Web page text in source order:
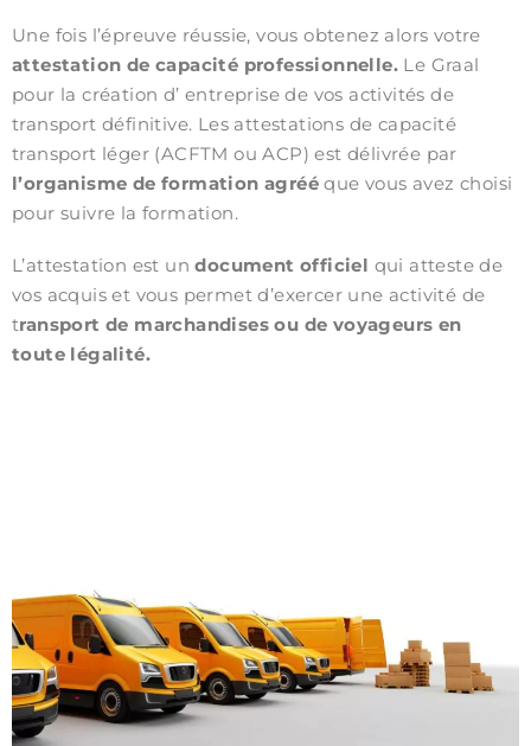
Une fois l’épreuve réussie, vous obtenez alors votre
attestation de capacité professionnelle. Le Graal
pour la création d’ entreprise de vos activités de
transport définitive. Les attestations de capacité
transport léger (ACFTM ou ACP) est délivrée par
l’organisme de formation agréé que vous avez choisi
pour suivre la formation.
L’attestation est undocument officiel qui atteste de
vos acquis et vous permet d’exercer une activité de
transport de marchandises ou de voyageurs en
toute légalité.